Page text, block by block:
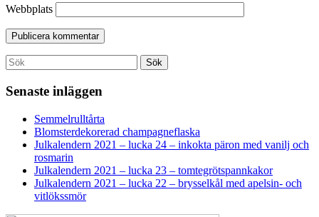
Webbplats
Search
for:
Sök
Senaste inläggen
Semmelrulltårta
Blomsterdekorerad champagneflaska
Julkalendern 2021 – lucka 24 – inkokta päron med vanilj och
rosmarin
Julkalendern 2021 – lucka 23 – tomtegrötspannkakor
Julkalendern 2021 – lucka 22 – brysselkål med apelsin- och
vitlökssmör